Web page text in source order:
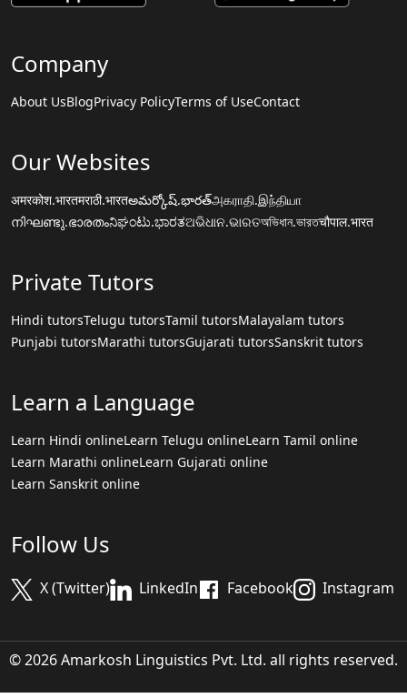
Company
About UsBlogPrivacy PolicyTerms of UseContact
Our Websites
अमरकोश.भारतमराठी.भारतఅమర్కోష్.భారత్அகராதி.இந்தியா
നിഘണ്ടു.ഭാരതംನಿಘಂಟು.ಭಾರತଅଭିଧାନ.ଭାରତঅভিধান.ভারতचौपाल.भारत
Private Tutors
Hindi tutorsTelugu tutorsTamil tutorsMalayalam tutors
Punjabi tutorsMarathi tutorsGujarati tutorsSanskrit tutors
Learn a Language
Learn Hindi onlineLearn Telugu onlineLearn Tamil online
Learn Marathi onlineLearn Gujarati online
Learn Sanskrit online
Follow Us
X (Twitter) LinkedIn Facebook Instagram
© 2026 Amarkosh Linguistics Pvt. Ltd. all rights reserved.